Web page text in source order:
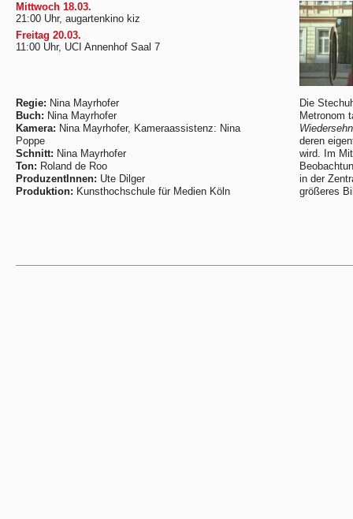
Mittwoch 18.03.
21:00 Uhr, augartenkino kiz
Freitag 20.03.
11:00 Uhr, UCI Annenhof Saal 7
Regie: Nina Mayrhofer
Buch: Nina Mayrhofer
Kamera: Nina Mayrhofer, Kameraassistenz: Nina
Poppe
Schnitt: Nina Mayrhofer
Ton: Roland de Roo
ProduzentInnen: Ute Dilger
Produktion: Kunsthochschule für Medien Köln
Die
Metronom
Wiedersehn
deren
wird. Im
in der
größeres